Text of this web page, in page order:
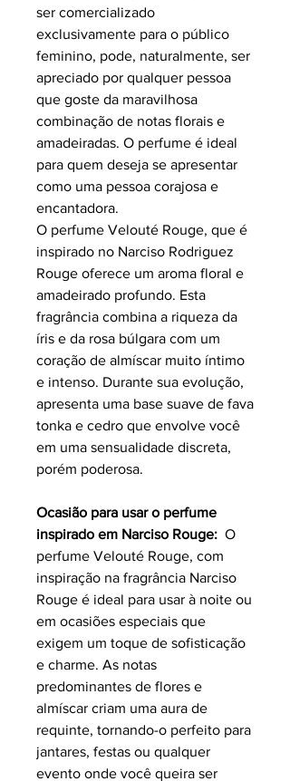
ser comercializado
exclusivamente para o público
feminino, pode, naturalmente, ser
apreciado por qualquer pessoa
que goste da maravilhosa
combinação de notas florais e
amadeiradas. O perfume é ideal
para quem deseja se apresentar
como uma pessoa corajosa e
encantadora.
O perfume Velouté Rouge, que é
inspirado no Narciso Rodriguez
Rouge oferece um aroma floral e
amadeirado profundo. Esta
fragrância combina a riqueza da
íris e da rosa búlgara com um
coração de almíscar muito íntimo
e intenso. Durante sua evolução,
apresenta uma base suave de fava
tonka e cedro que envolve você
em uma sensualidade discreta,
porém poderosa.
Ocasião para usar o perfume
inspirado em Narciso Rouge: O
perfume Velouté Rouge, com
inspiração na fragrância Narciso
Rouge é ideal para usar à noite ou
em ocasiões especiais que
exigem um toque de sofisticação
e charme. As notas
predominantes de flores e
almíscar criam uma aura de
requinte, tornando-o perfeito para
jantares, festas ou qualquer
evento onde você queira ser